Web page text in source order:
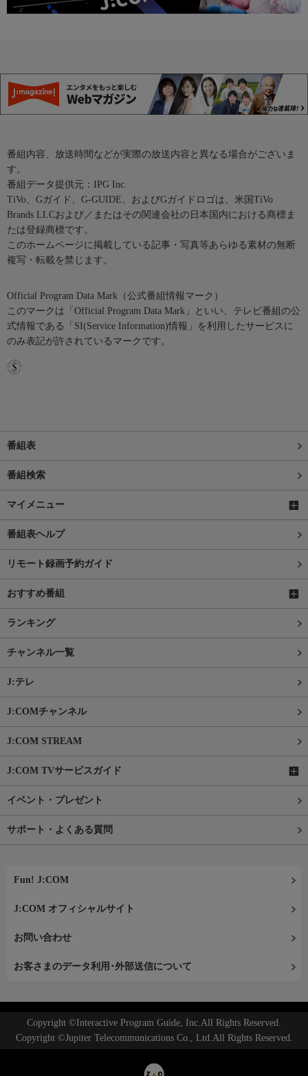
番組内容、放送時間などが実際の放送内容と異なる場合がございま
す。
番組データ提供元：IPG Inc.
TiVo、Gガイド、G-GUIDE、およびGガイドロゴは、米国TiVo
Brands LLCおよび／またはその関連会社の日本国内における商標ま
たは登録商標です。
このホームページに掲載している記事・写真等あらゆる素材の無断
複写・転載を禁じます。
Official Program Data Mark（公式番組情報マーク）
このマークは「Official Program Data Mark」といい、テレビ番組の公
式情報である「SI(Service Information)情報」を利用したサービスに
のみ表記が許されているマークです。
番組表
番組検索
マイメニュー
番組表ヘルプ
リモート録画予約ガイド
おすすめ番組
ランキング
チャンネル一覧
J:テレ
J:COMチャンネル
J:COM STREAM
J:COM TVサービスガイド
イベント・プレゼント
サポート・よくある質問
Fun! J:COM
J:COM オフィシャルサイト
お問い合わせ
お客さまのデータ利用･外部送信について
Copyright ©Interactive Program Guide, Inc.All Rights Reserved.
Copyright ©Jupiter Telecommunications Co., Ltd.All Rights Reserved.